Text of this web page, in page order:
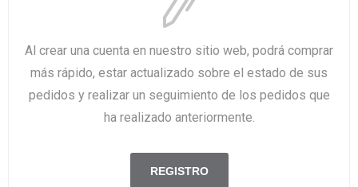
Al crear una cuenta en nuestro sitio web, podrá comprar
más rápido, estar actualizado sobre el estado de sus
pedidos y realizar un seguimiento de los pedidos que
ha realizado anteriormente.